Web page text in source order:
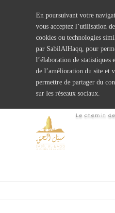
En poursuivant votre
vous acceptez l’utilisation de
cookies ou technologies
par SabilAlHaqq, pour
l’élaboration de statistiques
de l’amélioration du site et
permettre de partager du
sur les réseaux sociaux.
Le chem i n de